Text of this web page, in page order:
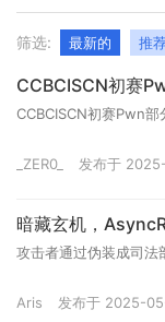
筛选: 最新的 推
CCBCISCN初赛
CCBCISCN初赛Pwn部
_ZER0_ 发布于
暗藏玄机，
攻击者通过伪装成司法
Aris 发布于 2025-